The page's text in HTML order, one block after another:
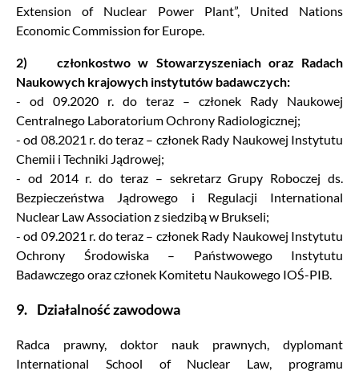
Extension of Nuclear Power Plant”, United Nations
Economic Commission for Europe.
2) członkostwo w Stowarzyszeniach oraz Radach
Naukowych krajowych instytutów badawczych:
- od 09.2020 r. do teraz – członek Rady Naukowej
Centralnego Laboratorium Ochrony Radiologicznej;
- od 08.2021 r. do teraz – członek Rady Naukowej Instytutu
Chemii i Techniki Jądrowej;
- od 2014 r. do teraz – sekretarz Grupy Roboczej ds.
Bezpieczeństwa Jądrowego i Regulacji International
Nuclear Law Association z siedzibą w Brukseli;
- od 09.2021 r. do teraz – członek Rady Naukowej Instytutu
Ochrony Środowiska – Państwowego Instytutu
Badawczego oraz członek Komitetu Naukowego IOŚ-PIB.
9. Działalność zawodowa
Radca prawny, doktor nauk prawnych, dyplomant
International School of Nuclear Law, programu